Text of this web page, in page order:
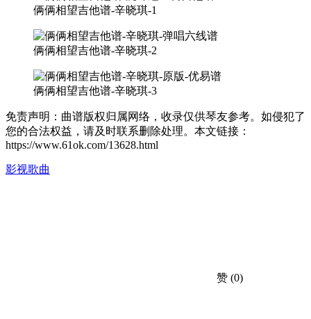
俩俩相望吉他谱-辛晓琪-1
俩俩相望吉他谱-辛晓琪-2
俩俩相望吉他谱-辛晓琪-3
免责声明：曲谱版权归属网络，收录仅供琴友参考。如侵犯了
您的合法权益，请及时联系删除处理。本文链接：
https://www.61ok.com/13628.html
影视歌曲
赞 (0)